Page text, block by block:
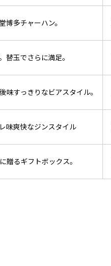
多チャーハン。
替玉でさらに満足。
すっきりなビアスタイル。
味爽快なジンスタイル
贈るギフトボックス。